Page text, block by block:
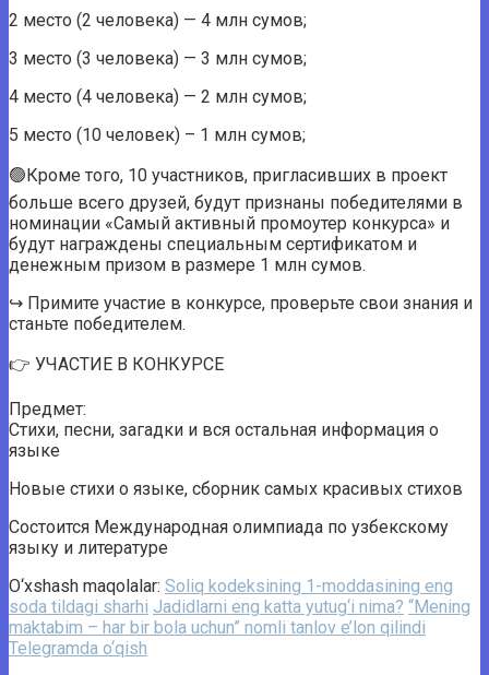
2 место (2 человека) — 4 млн сумов;
3 место (3 человека) — 3 млн сумов;
4 место (4 человека) — 2 млн сумов;
5 место (10 человек) – 1 млн сумов;
🟢Кроме того, 10 участников, пригласивших в проект
больше всего друзей, будут признаны победителями в
номинации «Самый активный промоутер конкурса» и
будут награждены специальным сертификатом и
денежным призом в размере 1 млн сумов.
↪️ Примите участие в конкурсе, проверьте свои знания и
станьте победителем.
👉 УЧАСТИЕ В КОНКУРСЕ
Предмет:
Стихи, песни, загадки и вся остальная информация о
языке
Новые стихи о языке, сборник самых красивых стихов
Состоится Международная олимпиада по узбекскому
языку и литературе
O‘xshash maqolalar: Soliq kodeksining 1-moddasining eng
soda tildagi sharhi Jadidlarni eng katta yutug‘i nima? “Mening
maktabim – har bir bola uchun” nomli tanlov e’lon qilindi
Telegramda o‘qish